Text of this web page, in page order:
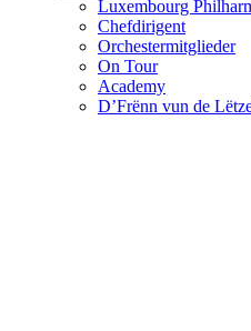
Luxembourg
Chefdirigent
Orchestermitglieder
On Tour
Academy
D’Frënn vun de